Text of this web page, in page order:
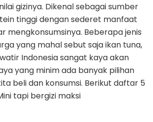
gizinya. Dikenal sebagai sumber
tinggi dengan sederet manfaat
mengkonsumsinya. Beberapa jenis
yang mahal sebut saja ikan tuna,
Indonesia sangat kaya akan
yang minim ada banyak pilihan
beli dan konsumsi. Berikut daftar 5
tapi bergizi maksi